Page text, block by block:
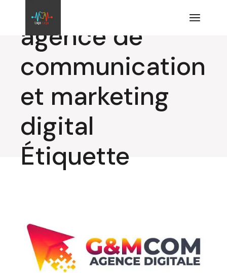
contenuagence de
communication
et marketing
digital
Étiquette